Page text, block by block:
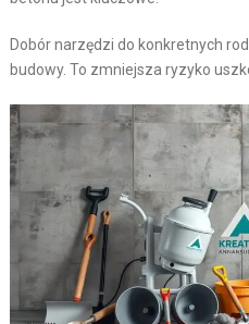
Dobór narzędzi do konkretnych
budowy. To zmniejsza ryzyko